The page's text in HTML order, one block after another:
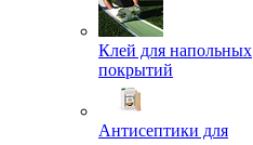
Клей для напольных
покрытий
Антисептики для